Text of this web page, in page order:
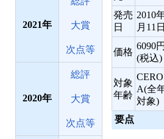
2021 大賞
次点等
2020
総評
大賞
次点等
発売
日
2010
月11日
価格
6090円
(税込)
対象
年齢
CERO
A(全
対象)
要点